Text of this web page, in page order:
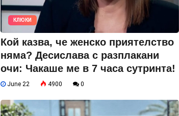
КЛЮКИ
Кой казва, че женско приятелство
няма? Десислава с разплакани
очи: Чакаше ме в 7 часа сутринта!
June 22 4900 0